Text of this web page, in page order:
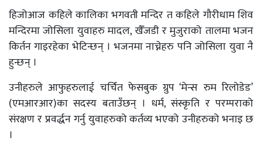
हिजोआज कहिले कालिका भगवती मन्दिर त कहिले गौरीधाम शिव
मन्दिरमा जोसिला युवाहरु मादल, खैँजडी र मुजुराको तालमा भजन
किर्तन गाइरहेका भेटिन्छन् । भजनमा नाच्नेहरु पनि जोसिला युवा नै
हुन्छन् ।
उनीहरुले आफुहरुलाई चर्चित फेसबुक ग्रुप ‘मेन्स रुम रिलोडेड’
(एमआरआर)का सदस्य बताउँछन् । धर्म, संस्कृति र परम्पराको
संरक्षण र प्रवर्द्धन गर्नु युवाहरुको कर्तव्य भएको उनीहरुको भनाइ छ
।